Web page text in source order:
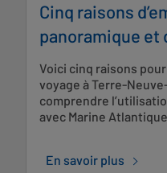
Cinq raisons
panoramique et
Voici cinq raisons
voyage à Terre-
comprendre
avec Marine
En savoir plus